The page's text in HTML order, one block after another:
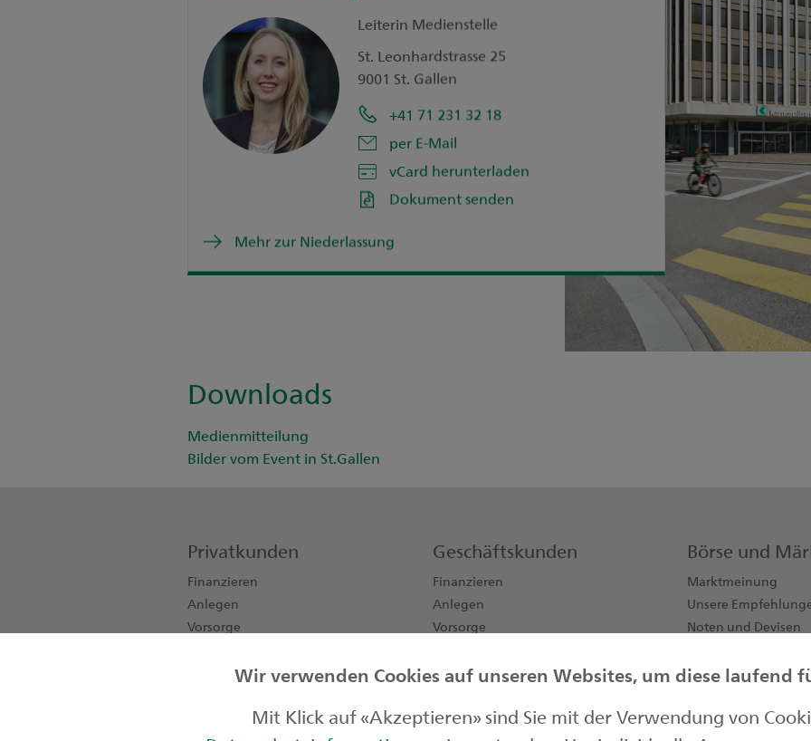
Leiterin Medienstelle
St. Leonhardstrasse 25
9001 St. Gallen
+41 71 231 32 18
per E-Mail
vCard herunterladen
Dokument senden
Mehr zur Niederlassung
Downloads
Medienmitteilung
Bilder vom Event in St.Gallen
Privatkunden
Finanzieren
Anlegen
Vorsorge
Private Banking
Geschäftskunden
Finanzieren
Anlegen
Vorsorge
Jungunternehmen
Börse und
Marktmeinung
Unsere
Noten und Devisen
Wir verwenden Cookies auf unseren Websites, um diese laufend
Mit Klick auf «Akzeptieren» sind Sie mit der Verwendung von